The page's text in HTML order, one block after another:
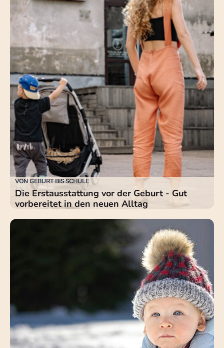
VON GEBURT BIS SCHULE
Die Erstausstattung vor der Geburt - Gut
vorbereitet in den neuen Alltag